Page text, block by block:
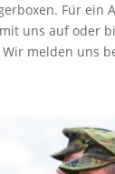
Für ein
uns auf oder
melden uns